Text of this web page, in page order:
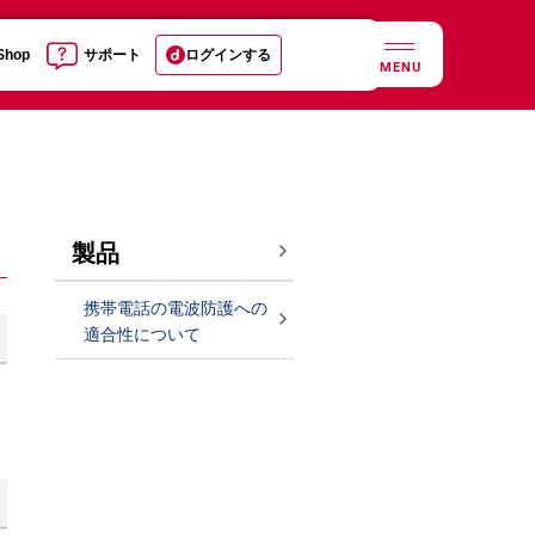
サポート ログインする
MENU
製品
携帯電話の電波防護への
適合性について